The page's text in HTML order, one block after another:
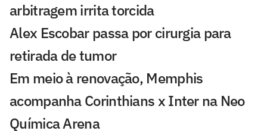
arbitragem irrita torcida
Alex Escobar passa por cirurgia para
retirada de tumor
Em meio à renovação, Memphis
acompanha Corinthians x Inter na Neo
Química Arena